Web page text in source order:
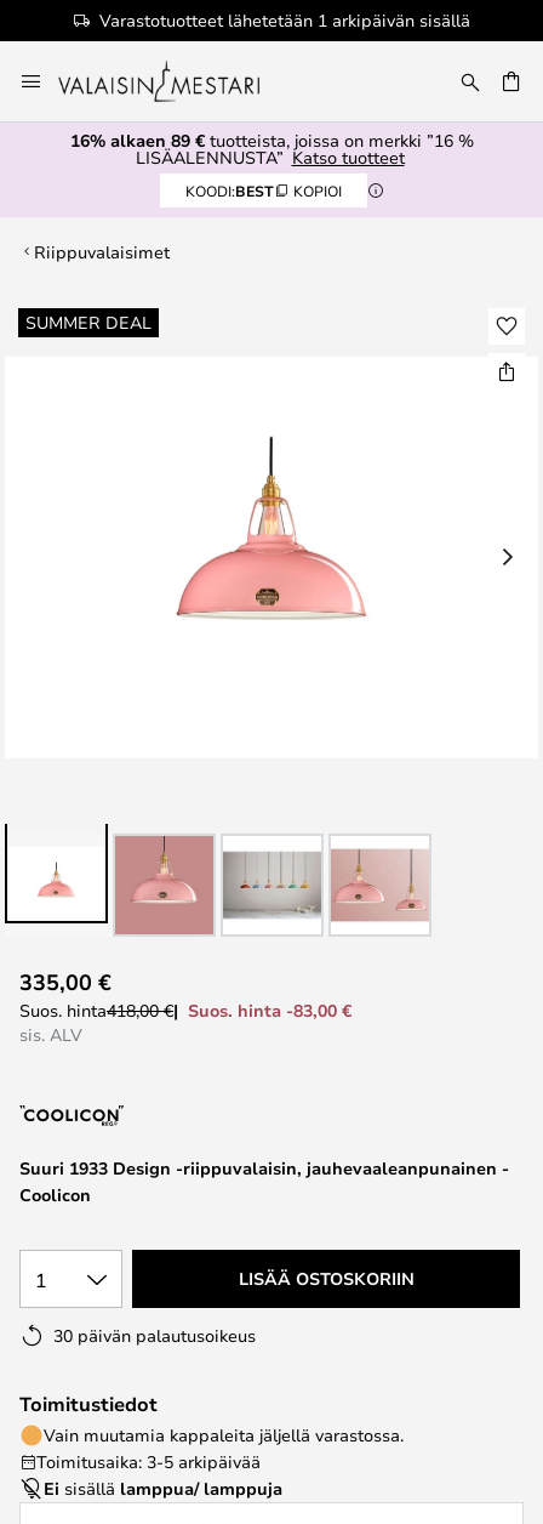
Varastotuotteet lähetetään 1 arkipäivän sisällä
to
Content
16% alkaen 89 €tuotteista, joissa on merkki ”16 %
LISÄALENNUSTA” Katso tuotteet
KOODI:BEST KOPIOI
Riippuvalaisimet
SUMMER DEAL
Skip
to
to
the
the
gallery
Suuri 1933 Design -riippuvalaisin, jauhevaaleanpunainen -
Coolicon
335,00 €
Suos. hinta418,00 €
Suos. hinta -83,00 €
sis. ALV
1 LISÄÄ OSTOSKORIIN
30 päivän palautusoikeus
Toimitustiedot
Vain muutamia kappaleita jäljellä varastossa.
Toimitusaika: 3-5 arkipäivää
Ei sisällä lamppua/ lamppuja